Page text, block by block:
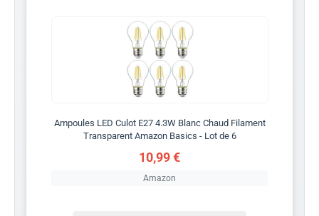
Ampoules LED Culot E27 4.3W Blanc Chaud Filament
Transparent Amazon Basics - Lot de 6
10,99 €
Amazon